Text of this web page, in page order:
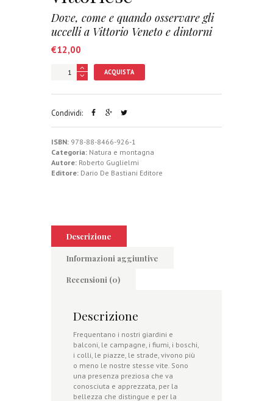
Dove, come e quando osservare gli
uccelli a Vittorio Veneto e dintorni
€12,00
ACQUISTA
Condividi:
ISBN: 978-88-8466-926-1
Categoria: Natura e montagna
Autore: Roberto Guglielmi
Editore: Dario De Bastiani Editore
Descrizione
Informazioni aggiuntive
Recensioni (0)
Descrizione
Frequentano i nostri giardini e
balconi, le campagne, i fiumi, i boschi,
i colli, le piazze, le strade, vivono più
o meno le nostre stesse vite. Sono
una presenza preziosa che va
conosciuta e apprezzata, per la
bellezza che distingue e per la